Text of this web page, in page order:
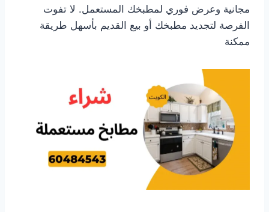
مجانية وعرض فوري لمطبخك المستعمل. لا تفوت
الفرصة لتجديد مطبخك أو بيع القديم بأسهل طريقة
ممكنة